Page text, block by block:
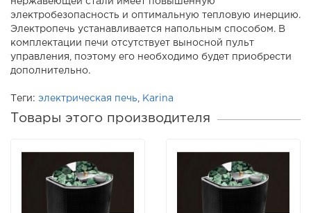
электробезопасность и оптимальную тепловую инерцию.
Электропечь устанавливается напольным способом. В
комплектации печи отсутствует выносной пульт
управления, поэтому его необходимо будет приобрести
дополнительно.
Теги: электрическая печь Karina
Товары этого производителя